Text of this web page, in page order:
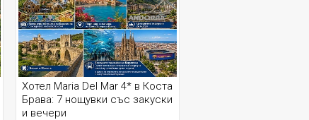
Хотел Maria Del Mar 4* в Коста
Брава: 7 нощувки със закуски
и вечери